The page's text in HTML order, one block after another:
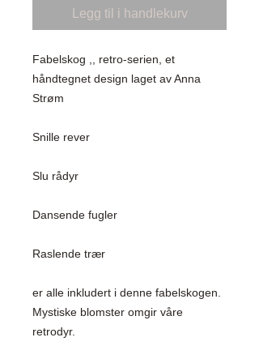
Legg til i handlekurv
Fabelskog ,, retro-serien, et
håndtegnet design laget av Anna
Strøm
Snille rever
Slu rådyr
Dansende fugler
Raslende trær
er alle inkludert i denne fabelskogen.
Mystiske blomster omgir våre
retrodyr.